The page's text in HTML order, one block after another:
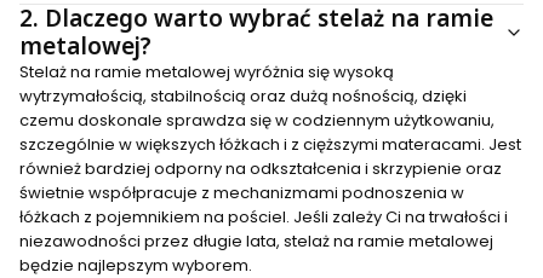
2. Dlaczego warto wybrać stelaż na ramie
metalowej?
Stelaż na ramie metalowej wyróżnia się wysoką
wytrzymałością, stabilnością oraz dużą nośnością, dzięki
czemu doskonale sprawdza się w codziennym użytkowaniu,
szczególnie w większych łóżkach i z cięższymi materacami. Jest
również bardziej odporny na odkształcenia i skrzypienie oraz
świetnie współpracuje z mechanizmami podnoszenia w
łóżkach z pojemnikiem na pościel. Jeśli zależy Ci na trwałości i
niezawodności przez długie lata, stelaż na ramie metalowej
będzie najlepszym wyborem.